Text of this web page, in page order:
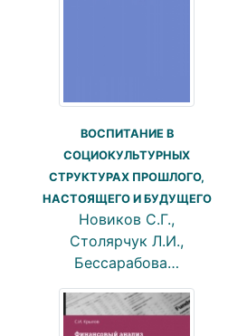
ВОСПИТАНИЕ В
СОЦИОКУЛЬТУРНЫХ
СТРУКТУРАХ ПРОШЛОГО,
НАСТОЯЩЕГО И БУДУЩЕГО
Новиков С.Г.,
Столярчук Л.И.,
Бессарабова…